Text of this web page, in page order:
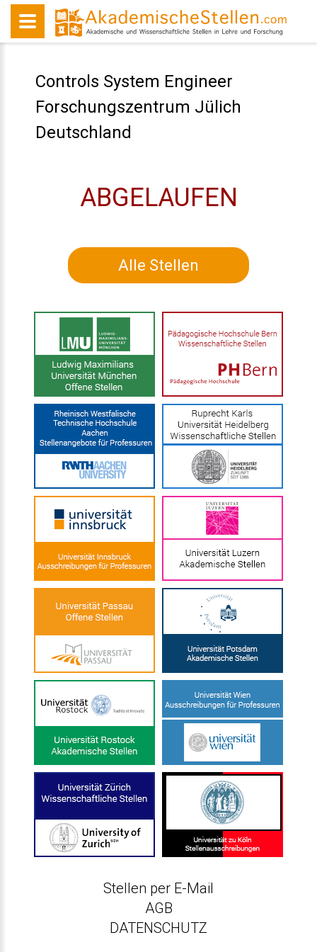
Controls System Engineer
Forschungszentrum Jülich
Deutschland
ABGELAUFEN
Alle Stellen
Stellen per E-Mail
AGB
DATENSCHUTZ